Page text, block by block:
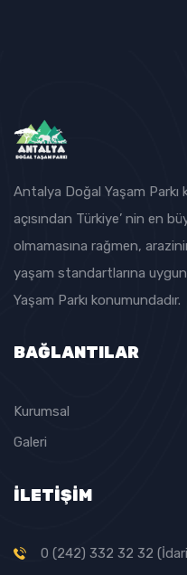
Antalya Doğal Yaşam Parkı
açısından Türkiye’ nin en
olmamasına rağmen,
yaşam standartlarına
Yaşam Parkı konumundadır.
BAĞLANTILAR
Kurumsal
Galeri
İLETİŞİM
0 (242) 332 32 32